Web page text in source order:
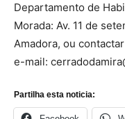
Departamento de
Morada: Av. 11 de
Amadora, ou
e-mail:
Partilha esta noticia: